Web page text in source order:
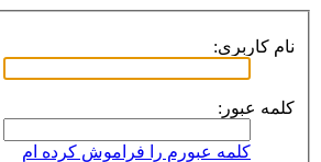
نام کاربری:
کلمه عبور:
کلمه عبورم را فراموش کرده ام